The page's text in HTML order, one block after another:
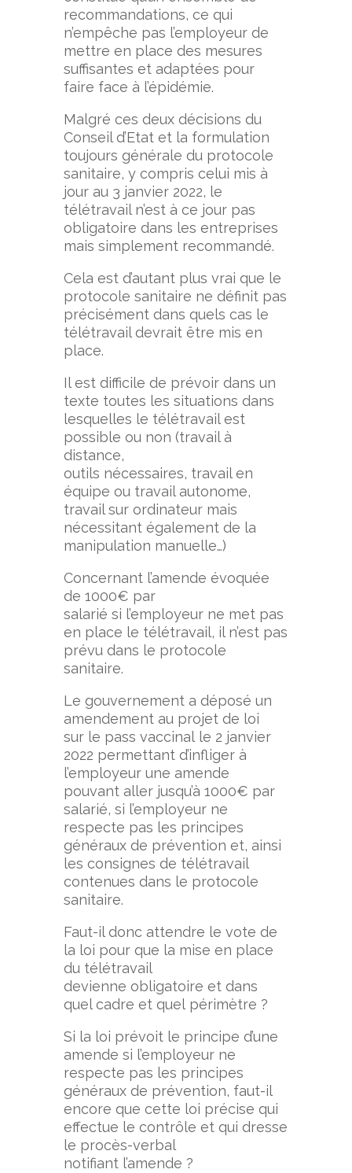
recommandations, ce qui
n’empêche pas l’employeur de
mettre en place des mesures
suffisantes et adaptées pour
faire face à l’épidémie.
Malgré ces deux décisions du
Conseil d’Etat et la formulation
toujours générale du protocole
sanitaire, y compris celui mis à
jour au 3 janvier 2022, le
télétravail n’est à ce jour pas
obligatoire dans les entreprises
mais simplement recommandé.
Cela est d’autant plus vrai que le
protocole sanitaire ne définit pas
précisément dans quels cas le
télétravail devrait être mis en
place.
Il est difficile de prévoir dans un
texte toutes les situations dans
lesquelles le télétravail est
possible ou non (travail à
distance,
outils nécessaires, travail en
équipe ou travail autonome,
travail sur ordinateur mais
nécessitant également de la
manipulation manuelle…)
Concernant l’amende évoquée
de 1000€ par
salarié si l’employeur ne met pas
en place le télétravail, il n’est pas
prévu dans le protocole
sanitaire.
Le gouvernement a déposé un
amendement au projet de loi
sur le pass vaccinal le 2 janvier
2022 permettant d’infliger à
l’employeur une amende
pouvant aller jusqu’à 1000€ par
salarié, si l’employeur ne
respecte pas les principes
généraux de prévention et, ainsi
les consignes de télétravail
contenues dans le protocole
sanitaire.
Faut-il donc attendre le vote de
la loi pour que la mise en place
du télétravail
devienne obligatoire et dans
quel cadre et quel périmètre ?
Si la loi prévoit le principe d’une
amende si l’employeur ne
respecte pas les principes
généraux de prévention, faut-il
encore que cette loi précise qui
effectue le contrôle et qui dresse
le procès-verbal
notifiant l’amende ?